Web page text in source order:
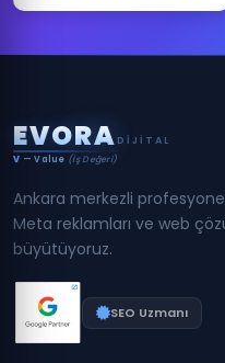
EVORA DIJITAL
V — Value (İş Değeri)
Ankara merkezli
Meta reklamları ve web
büyütüyoruz.
SEO Uzmanı